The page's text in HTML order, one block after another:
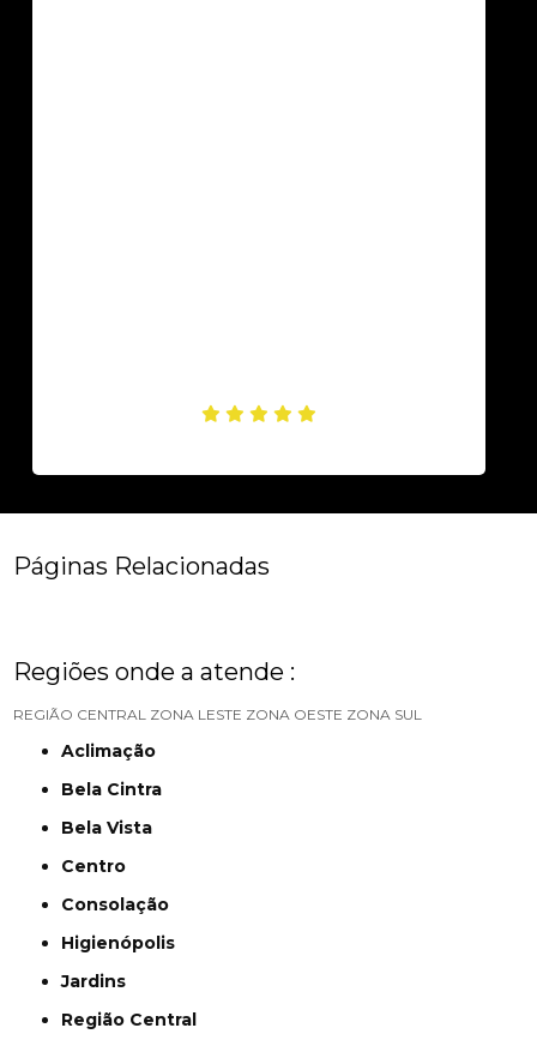
Páginas Relacionadas
Regiões onde a atende :
REGIÃO CENTRAL ZONA LESTE ZONA OESTE ZONA SUL
Aclimação
Bela Cintra
Bela Vista
Centro
Consolação
Higienópolis
Jardins
Região Central